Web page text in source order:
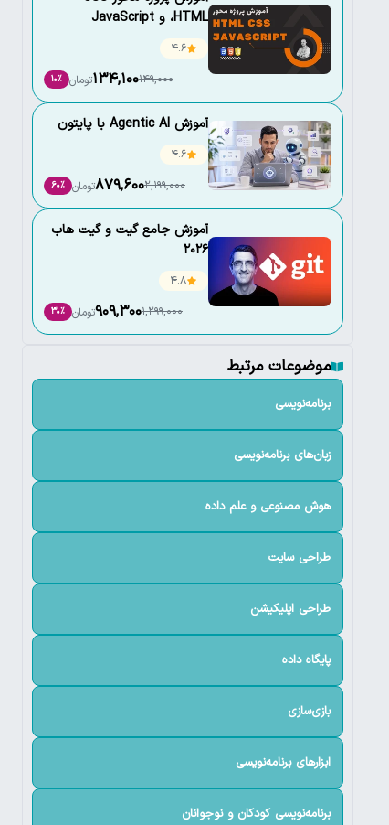
،HTML و JavaScript
4.6
149,000
134,100تومان 10٪
آموزش Agentic AI با پایتون
4.6
2,199,000
879,600تومان 60٪
آموزش جامع گیت و گیت هاب
2026
4.8
1,299,000
909,300تومان 30٪
موضوعات مرتبط
برنامه‌نویسی
زبان‌های برنامه‌نویسی
هوش مصنوعی و علم داده
طراحی سایت
طراحی اپلیکیشن
پایگاه داده
بازی‌سازی
ابزارهای برنامه‌نویسی
برنامه‌نویسی کودکان و نوجوانان